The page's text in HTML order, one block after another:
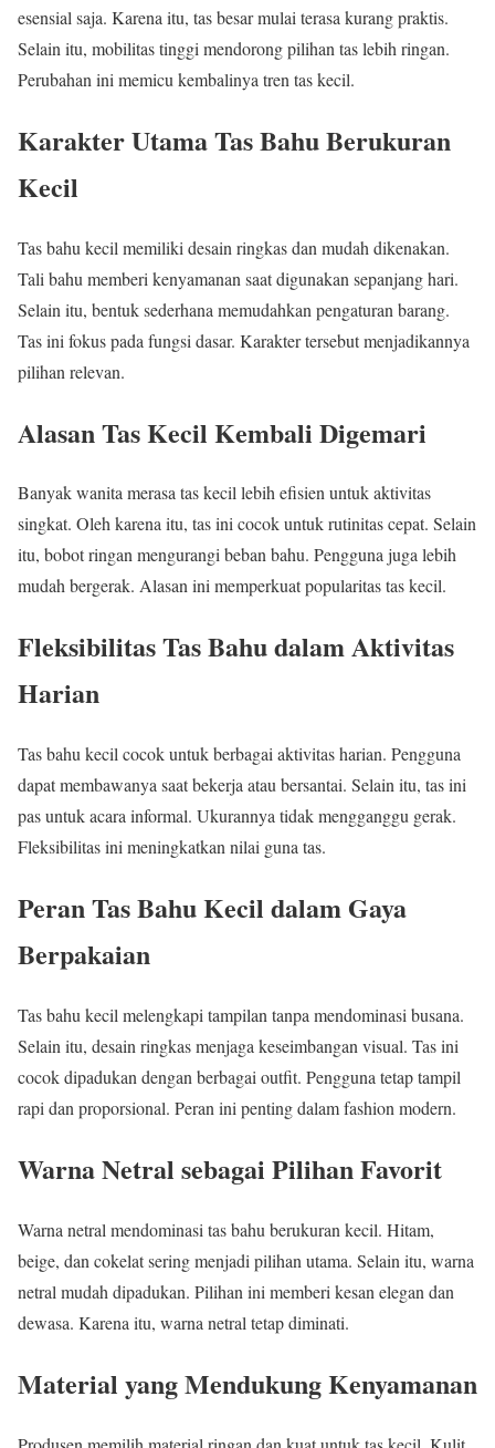
esensial saja. Karena itu, tas besar mulai terasa kurang praktis.
Selain itu, mobilitas tinggi mendorong pilihan tas lebih ringan.
Perubahan ini memicu kembalinya tren tas kecil.
Karakter Utama Tas Bahu Berukuran
Kecil
Tas bahu kecil memiliki desain ringkas dan mudah dikenakan.
Tali bahu memberi kenyamanan saat digunakan sepanjang hari.
Selain itu, bentuk sederhana memudahkan pengaturan barang.
Tas ini fokus pada fungsi dasar. Karakter tersebut menjadikannya
pilihan relevan.
Alasan Tas Kecil Kembali Digemari
Banyak wanita merasa tas kecil lebih efisien untuk aktivitas
singkat. Oleh karena itu, tas ini cocok untuk rutinitas cepat. Selain
itu, bobot ringan mengurangi beban bahu. Pengguna juga lebih
mudah bergerak. Alasan ini memperkuat popularitas tas kecil.
Fleksibilitas Tas Bahu dalam Aktivitas
Harian
Tas bahu kecil cocok untuk berbagai aktivitas harian. Pengguna
dapat membawanya saat bekerja atau bersantai. Selain itu, tas ini
pas untuk acara informal. Ukurannya tidak mengganggu gerak.
Fleksibilitas ini meningkatkan nilai guna tas.
Peran Tas Bahu Kecil dalam Gaya
Berpakaian
Tas bahu kecil melengkapi tampilan tanpa mendominasi busana.
Selain itu, desain ringkas menjaga keseimbangan visual. Tas ini
cocok dipadukan dengan berbagai outfit. Pengguna tetap tampil
rapi dan proporsional. Peran ini penting dalam fashion modern.
Warna Netral sebagai Pilihan Favorit
Warna netral mendominasi tas bahu berukuran kecil. Hitam,
beige, dan cokelat sering menjadi pilihan utama. Selain itu, warna
netral mudah dipadukan. Pilihan ini memberi kesan elegan dan
dewasa. Karena itu, warna netral tetap diminati.
Material yang Mendukung Kenyamanan